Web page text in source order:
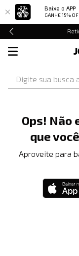
Baixe o APP
GANHE 15%
Ops! Não
que
Aproveite para